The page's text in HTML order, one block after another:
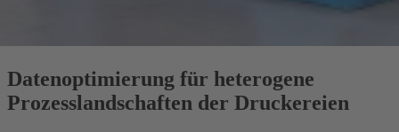
Datenoptimierung für heterogene
Prozesslandschaften der Druckereien